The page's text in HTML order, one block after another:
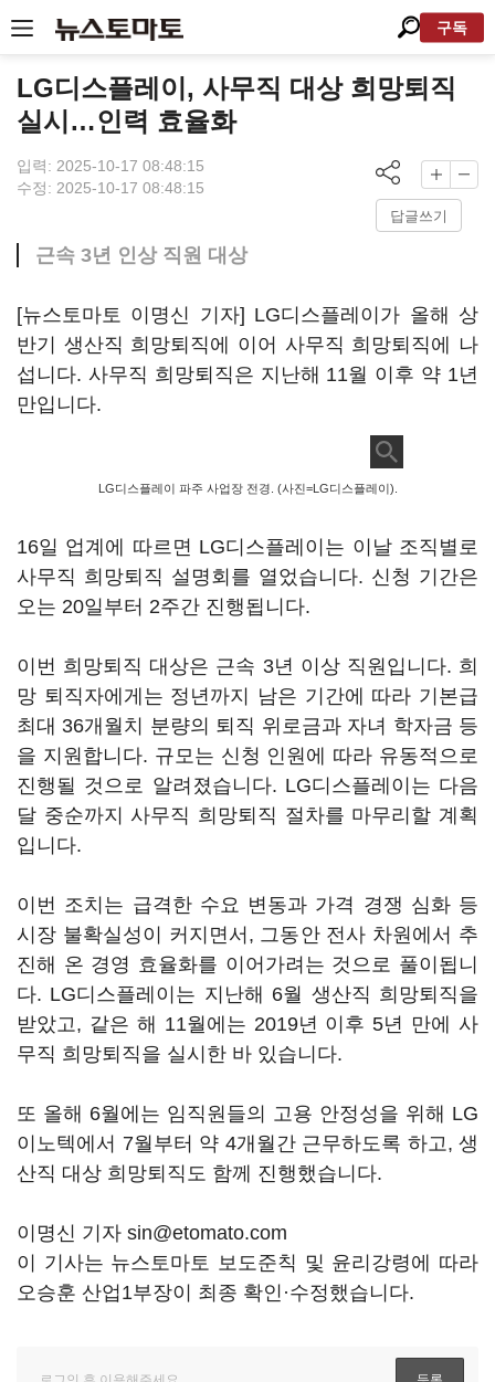
구독
LG디스플레이, 사무직 대상 희망퇴직
실시…인력 효율화
입력: 2025-10-17 08:48:15
수정: 2025-10-17 08:48:15
답글쓰기
근속 3년 인상 직원 대상
[뉴스토마토 이명신 기자] LG디스플레이가 올해 상
반기 생산직 희망퇴직에 이어 사무직 희망퇴직에 나
섭니다. 사무직 희망퇴직은 지난해 11월 이후 약 1년
만입니다.
LG디스플레이 파주 사업장 전경. (사진=LG디스플레이).
16일 업계에 따르면 LG디스플레이는 이날 조직별로
사무직 희망퇴직 설명회를 열었습니다. 신청 기간은
오는 20일부터 2주간 진행됩니다.
이번 희망퇴직 대상은 근속 3년 이상 직원입니다. 희
망 퇴직자에게는 정년까지 남은 기간에 따라 기본급
최대 36개월치 분량의 퇴직 위로금과 자녀 학자금 등
을 지원합니다. 규모는 신청 인원에 따라 유동적으로
진행될 것으로 알려졌습니다. LG디스플레이는 다음
달 중순까지 사무직 희망퇴직 절차를 마무리할 계획
입니다.
이번 조치는 급격한 수요 변동과 가격 경쟁 심화 등
시장 불확실성이 커지면서, 그동안 전사 차원에서 추
진해 온 경영 효율화를 이어가려는 것으로 풀이됩니
다. LG디스플레이는 지난해 6월 생산직 희망퇴직을
받았고, 같은 해 11월에는 2019년 이후 5년 만에 사
무직 희망퇴직을 실시한 바 있습니다.
또 올해 6월에는 임직원들의 고용 안정성을 위해 LG
이노텍에서 7월부터 약 4개월간 근무하도록 하고, 생
산직 대상 희망퇴직도 함께 진행했습니다.
이명신 기자 sin@etomato.com
이 기사는 뉴스토마토 보도준칙 및 윤리강령에 따라
오승훈 산업1부장이 최종 확인·수정했습니다.